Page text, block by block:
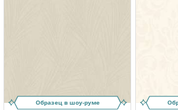
Образец в шоу-руме